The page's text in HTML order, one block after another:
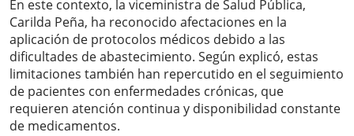
En este contexto, la viceministra de Salud Pública,
Carilda Peña, ha reconocido afectaciones en la
aplicación de protocolos médicos debido a las
dificultades de abastecimiento. Según explicó, estas
limitaciones también han repercutido en el seguimiento
de pacientes con enfermedades crónicas, que
requieren atención continua y disponibilidad constante
de medicamentos.